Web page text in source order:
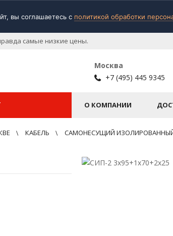
вы соглашаетесь с политикой обработки
самые низкие цены.
Москва
+7 (495) 445 9345
О КОМПАНИИ
КАБЕЛЬ САМОНЕСУЩИЙ